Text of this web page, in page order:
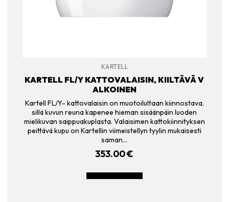
KARTELL
KARTELL FL/Y KATTOVALAISIN, KIILTÄVÄ V
ALKOINEN
Kartell FL/Y- kattovalaisin on muotoilultaan kiinnostava,
sillä kuvun reuna kapenee hieman sisäänpäin luoden
mielikuvan saippuakuplasta. Valaisimen kattokiinnityksen
peittävä kupu on Kartellin viimeistellyn tyylin mukaisesti
saman…
353.00€